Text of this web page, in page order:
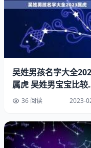
实守信，待人允执其中
【容愉】
“云想衣裳花想容，
子美丽的容颜，愉有
的女孩子的名字，既
书表示读书、书籍、
吴姓男孩名字大全
属虎 吴姓男宝宝比较
涵养的名字
36 阅读 2023-